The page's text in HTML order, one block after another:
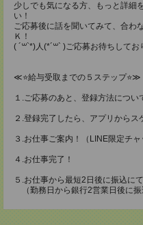
少しでも気になる方、もっと詳細
い！
ご応募後に話を聞いてみて、合わ
Ｋ！
( ´꒳`*)人(*´꒳` )ご応募お待ちしてお
≪⭐給与受取までの５ステップ⭐≫
１.ご応募のあと、登録方法につい
２.登録完了したら、アプリからス
３.お仕事ご案内！（LINE限定チャ
４.お仕事完了！
５.お仕事から最短2日後に振込に
（勤務日から銀行2営業日後に振